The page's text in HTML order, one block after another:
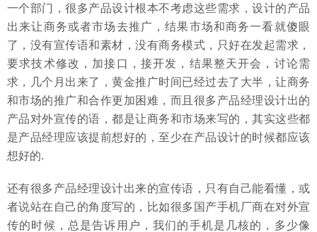
一个部门，很多产品设计根本不考虑这些需求，设计的产品
出来让商务或者市场去推广，结果市场和商务一看就傻眼
了，没有宣传语和素材，没有商务模式，只好在发起需求，
要求技术修改，加接口，接开发，结果整天开会，讨论需
求，几个月出来了，黄金推广时间已经过去了大半，让商务
和市场的推广和合作更加困难，而且很多产品经理设计出的
产品对外宣传的语，都是让商务和市场来写的，其实这些都
是产品经理应该提前想好的，至少在产品设计的时候都应该
想好的.
还有很多产品经理设计出来的宣传语，只有自己能看懂，或
者说站在自己的角度写的，比如很多国产手机厂商在对外宣
传的时候，总是告诉用户，我们的手机是几核的，多少像